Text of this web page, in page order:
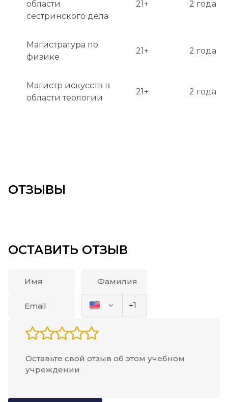
области
сестринского дела
21+ 2 года
Магистратура по
физике
21+ 2 года
Магистр искусств в
области теологии
21+ 2 года
ОТЗЫВЫ
ОСТАВИТЬ ОТЗЫВ